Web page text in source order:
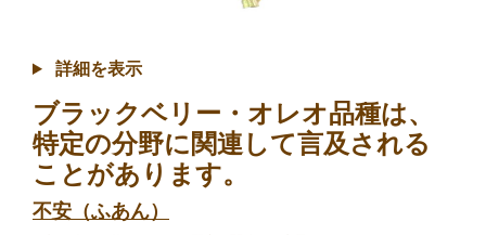
詳細を表示
ブラックベリー・オレオ品種は、
特定の分野に関連して言及される
ことがあります。
不安（ふあん）